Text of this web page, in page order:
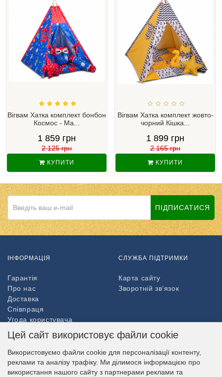
Вігвам Хатка комплект бонбон
Космос - Ма...
1 859 грн
2 125 грн
КУПИТИ
Вігвам Хатка комплект жовто-
чорний Кішка...
1 899 грн
2 165 грн
КУПИТИ
ПІДПИСАТИСЯ
ІНФОРМАЦІЯ
Гарантія
Про нас
Доставка
Співпраця
Угода користувача
Повернення товару
СЛУЖБА ПІДТРИМКИ
Карта сайту
Зворотній зв’язок
Партнери
Цей сайт використовує файли cookie
Використовуємо файли cookie для персоналізації контенту,
реклами та аналізу трафіку. Ми ділимося інформацією про
використання нашого сайту з партнерами реклами та